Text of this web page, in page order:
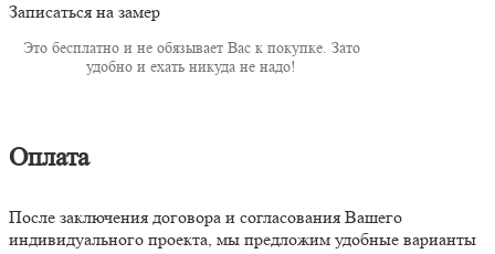
Записаться на замер
Это бесплатно и не обязывает Вас к покупке. Зато
удобно и ехать никуда не надо!
Оплата
После заключения договора и согласования Вашего
индивидуального проекта, мы предложим удобные варианты